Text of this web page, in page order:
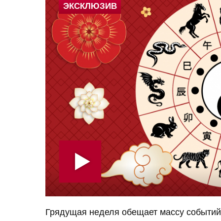
Грядущая неделя обещает массу